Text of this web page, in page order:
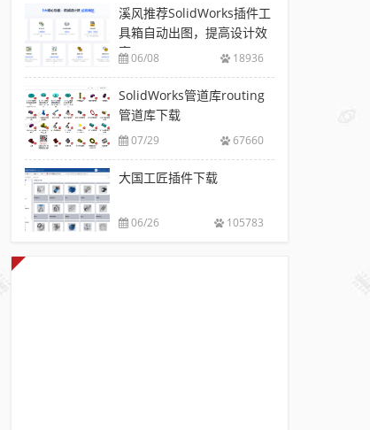
溪风推荐SolidWorks插件工
具箱自动出图，提高设计效
率06/08 18936
SolidWorks管道库routing
管道库下载
07/29 67660
大国工匠插件下载
06/26 105783